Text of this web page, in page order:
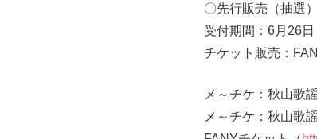
〇先行販売（抽選）
受付期間：6月26
チケット販売：
メ～チケ：秋山歌
メ～チケ：秋山歌